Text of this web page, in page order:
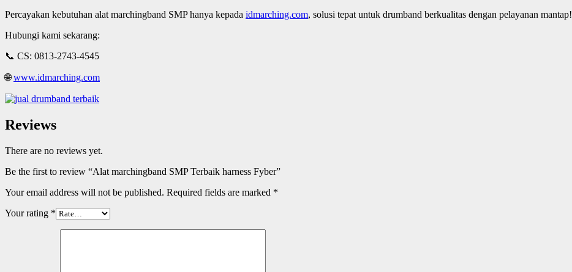
Percayakan kebutuhan alat marchingband SMP hanya kepada idmarching.com, solusi tepat untuk drumband berkualitas dengan pelayanan mantap!
Hubungi kami sekarang:
📞 CS: 0813-2743-4545
🌐www.idmarching.com
Reviews
There are no reviews yet.
Be the first to review “Alat marchingband SMP Terbaik harness Fyber”
Your email address will not be published. Required fields are marked *
Your rating *